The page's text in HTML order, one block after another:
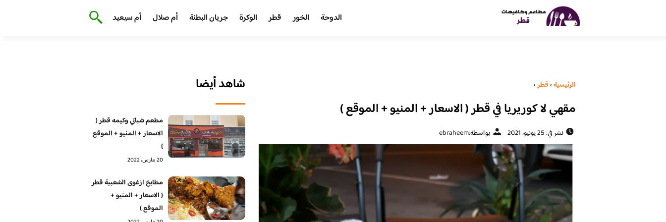
الدوحة الخور قطر الوكرة جريان البطنة أم صلال أم سيعيد
الرئيسية›قطر›
مقهي لا كوريريا في قطر ( الاسعار + المنيو + الموقع )
نشر في: 25 يونيو، 2021 بواسطة:ebraheem
شاهد أيضا
مطعم شباتي وكيمه قطر (
الاسعار + المنيو + الموقع
)
20 مارس، 2022
مطابخ ازغوى الشعبية قطر
( الاسعار + المنيو +
الموقع )